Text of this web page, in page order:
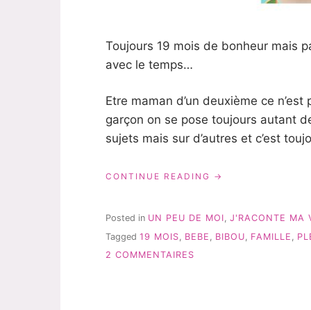
Toujours 19 mois de bonheur mais
avec le temps…
Etre maman d’un deuxième ce
garçon on se pose toujours autant
sujets mais sur d’autres et c’est
CONTINUE READING « 19
DES
Posted in UN PEU DE MOI, J'RACONTE MA
Tagged 19 MOIS BEBE BIBOU FAMILLE
2 COMMENTAIRES